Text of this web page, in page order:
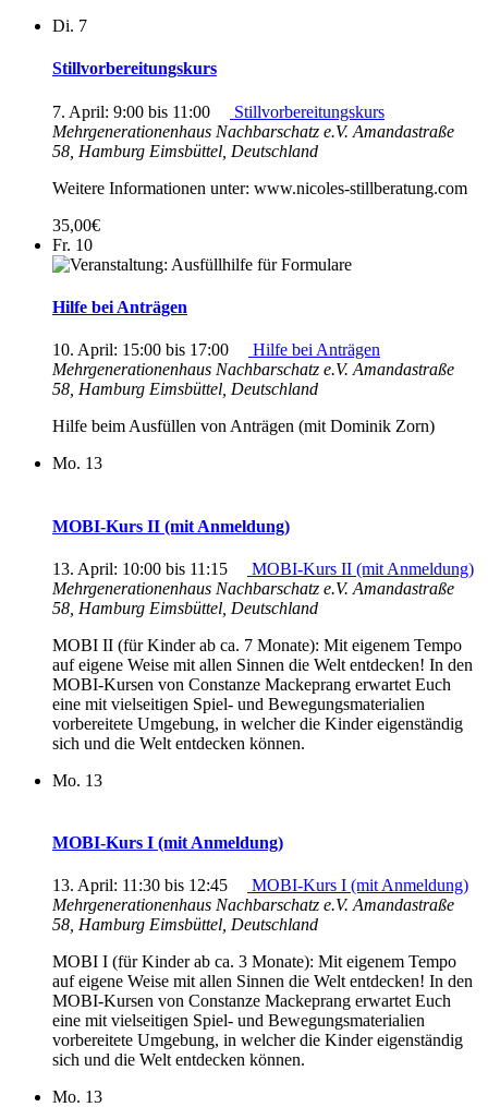
Di. 7
Stillvorbereitungskurs
7. April: 9:00 bis 11:00
Stillvorbereitungskurs
Mehrgenerationenhaus Nachbarschatz e.V. Amandastraße
58, Hamburg Eimsbüttel, Deutschland
Weitere Informationen unter: www.nicoles-stillberatung.com
35,00€
Fr. 10
Hilfe bei Anträgen
10. April: 15:00 bis 17:00
Hilfe bei Anträgen
Mehrgenerationenhaus Nachbarschatz e.V. Amandastraße
58, Hamburg Eimsbüttel, Deutschland
Hilfe beim Ausfüllen von Anträgen (mit Dominik Zorn)
Mo. 13
MOBI-Kurs II (mit Anmeldung)
13. April: 10:00 bis 11:15
MOBI-Kurs II (mit Anmeldung)
Mehrgenerationenhaus Nachbarschatz e.V. Amandastraße
58, Hamburg Eimsbüttel, Deutschland
MOBI II (für Kinder ab ca. 7 Monate): Mit eigenem Tempo
auf eigene Weise mit allen Sinnen die Welt entdecken! In den
MOBI-Kursen von Constanze Mackeprang erwartet Euch
eine mit vielseitigen Spiel- und Bewegungsmaterialien
vorbereitete Umgebung, in welcher die Kinder eigenständig
sich und die Welt entdecken können.
Mo. 13
MOBI-Kurs I (mit Anmeldung)
13. April: 11:30 bis 12:45
MOBI-Kurs I (mit Anmeldung)
Mehrgenerationenhaus Nachbarschatz e.V. Amandastraße
58, Hamburg Eimsbüttel, Deutschland
MOBI I (für Kinder ab ca. 3 Monate): Mit eigenem Tempo
auf eigene Weise mit allen Sinnen die Welt entdecken! In den
MOBI-Kursen von Constanze Mackeprang erwartet Euch
eine mit vielseitigen Spiel- und Bewegungsmaterialien
vorbereitete Umgebung, in welcher die Kinder eigenständig
sich und die Welt entdecken können.
Mo. 13